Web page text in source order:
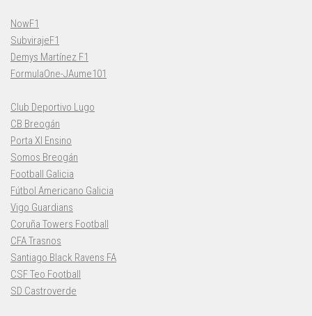
NowF1
SubvirajeF1
Demys Martínez F1
FormulaOne-JAume101
Club Deportivo Lugo
CB Breogán
Porta XI Ensino
Somos Breogán
Football Galicia
Fútbol Americano Galicia
Vigo Guardians
Coruña Towers Football
CFA Trasnos
Santiago Black Ravens FA
CSF Teo Football
SD Castroverde